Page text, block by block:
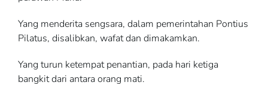
Yang menderita sengsara, dalam pemerintahan Pontius
Pilatus, disalibkan, wafat dan dimakamkan.
Yang turun ketempat penantian, pada hari ketiga
bangkit dari antara orang mati.